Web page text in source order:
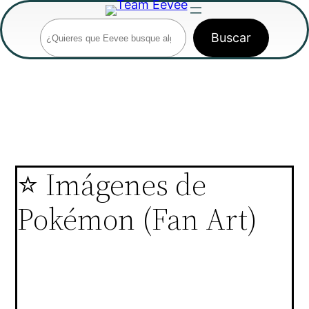
Saltar
al
contenido
Buscar
Buscar
⭐ Imágenes de
Pokémon (Fan Art)